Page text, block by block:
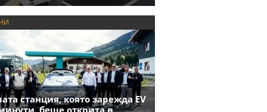
станция, която зарежда EV
беше открита в